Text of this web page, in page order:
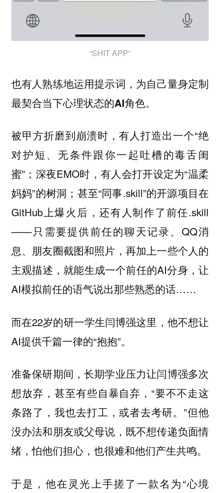
“SHIT APP”
也有人熟练地运用提示词，为自己量身定制
最契合当下心理状态的AI角色。
被甲方折磨到崩溃时，有人打造出一个“绝
对护短、无条件跟你一起吐槽的毒舌闺
蜜”；深夜EMO时，有人会打开设定为“温柔
妈妈”的树洞；甚至“同事.skill”的开源项目在
GitHub上爆火后，还有人制作了前任.skill
——只需要提供前任的聊天记录、QQ消
息、朋友圈截图和照片，再加上一些个人的
主观描述，就能生成一个前任的AI分身，让
AI模拟前任的语气说出那些熟悉的话……
而在22岁的研一学生闫博强这里，他不想让
AI提供千篇一律的“抱抱”。
准备保研期间，长期学业压力让闫博强多次
想放弃，甚至有些自暴自弃，“要不不走这
条路了，我也去打工，或者去考研。”但他
没办法和朋友或父母说，既不想传递负面情
绪，怕他们担心，也很难和他们产生共鸣。
于是，他在灵光上手搓了一款名为“心境